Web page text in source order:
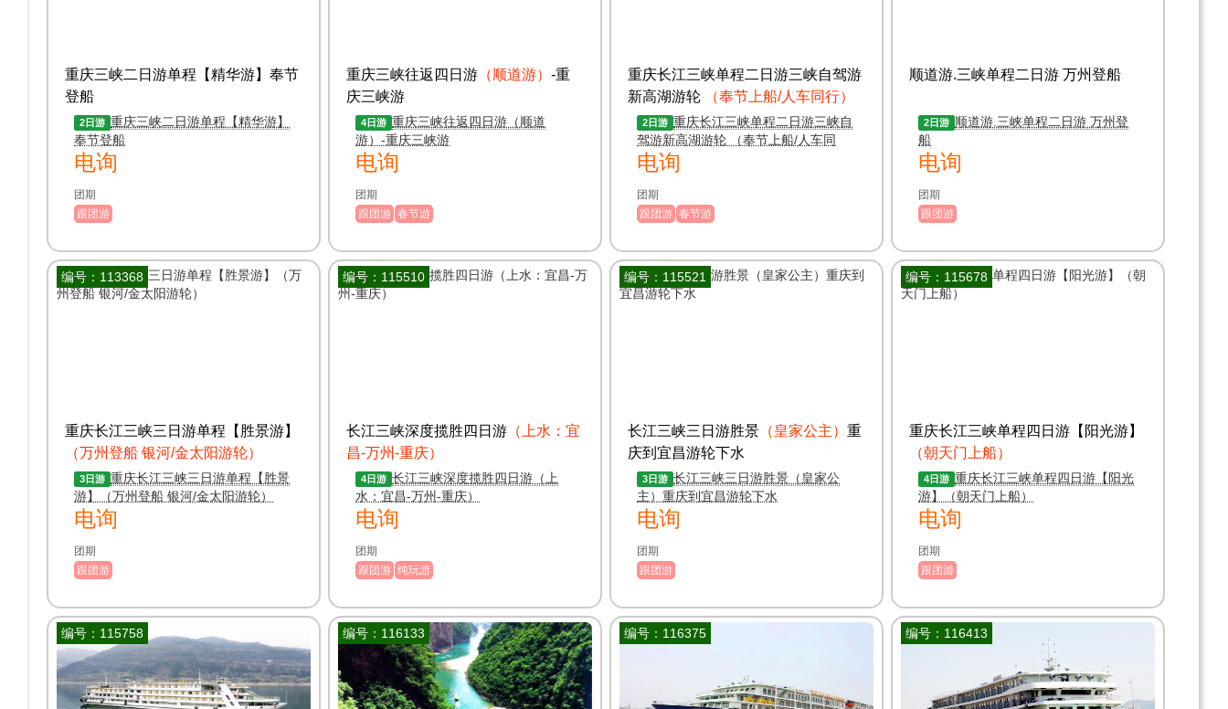
重庆三峡二日游单程【精华游】奉节
登船
2日游 重庆三峡二日游单程【精华游】
奉节登船
电询
团期
跟团游
重庆三峡往返四日游 （顺道游） -重
庆三峡游
4日游 重庆三峡往返四日游（顺道
游）-重庆三峡游
电询
团期
跟团游 春节游
重庆长江三峡单程二日游三峡自驾游
新高湖游轮
（奉节上船/人车同行）
2日游 重庆长江三峡单程二日游三峡自
驾游新高湖游轮 （奉节上船/人车同
行）
电询
团期
跟团游 春节游
顺道游.三峡单程二日游 万州登船
2日游 顺道游.三峡单程二日游 万州登
船
电询
团期
跟团游
编号：113368
重庆长江三峡三日游单程【胜景游】
（万州登船 银河/金太阳游轮）
3日游 重庆长江三峡三日游单程【胜景
游】（万州登船 银河/金太阳游轮）
电询
团期
跟团游
编号：115510
长江三峡深度揽胜四日游 （上水：宜
昌-万州-重庆）
4日游 长江三峡深度揽胜四日游（上
水：宜昌-万州-重庆）
电询
团期
跟团游 纯玩游
编号：115521
长江三峡三日游胜景 （皇家公主） 重
庆到宜昌游轮下水
3日游 长江三峡三日游胜景（皇家公
主）重庆到宜昌游轮下水
电询
团期
跟团游
编号：115678
重庆长江三峡单程四日游【阳光游】
（朝天门上船）
4日游 重庆长江三峡单程四日游【阳光
游】（朝天门上船）
电询
团期
跟团游
编号：115758 编号：116133 编号：116375 编号：116413